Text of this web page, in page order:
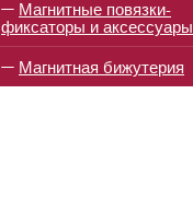
Магнитные повязки-
фиксаторы и аксессуары
Магнитная бижутерия